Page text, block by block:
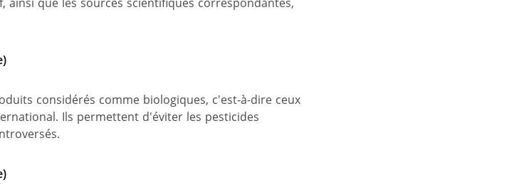
considérés comme biologiques, c'est-à-dire ceux
Ils permettent d'éviter les pesticides